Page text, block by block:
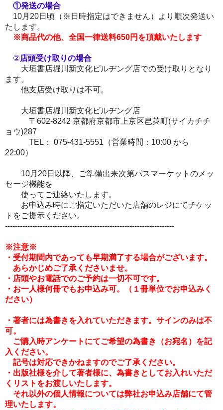
①発送の場合
10月20日頃（※日時指定はできません）より順次発送い
たします。
※商品代の他、全国一律送料650円を頂戴いたします
②店頭受け取りの場合
大垣書店堀川新文化ビルヂング店での受け取りとなり
ます。
他支店受け取りは不可。
大垣書店堀川新文化ビルヂング店
〒602-8242 京都府京都市上京区皀莢町(サイカチチ
ョウ)287
TEL： 075-431-5551（営業時間：10:00 から
22:00）
10月20日以降、ご準備出来次第パスマーケットのメッ
セージ機能を
使ってご連絡いたします。
お申込み時にご指定いただいた店舗のレジにてチケッ
トをご提示ください。
--------------------------------------------------------------------
※注意※
・ 受付期間内であっても早期満了する場合がございます。
あらかじめご了承くださいませ。
・店頭やお電話でのご予約は一切不可です。
・お一人様何冊でもお申込み可。（１冊単位でお申込みく
ださい）
・ 著者には為書きを入れていただきます。サインのみは不
可。
ご購入時アンケートにてご希望の為書き（お宛名）を記
入ください。
記号は対応できかねますのでご了承ください。
・出版社様を介して著者様に、為書きとしてお入れいただ
くリストをお渡しいたします。
それ以外の個人情報については弊社お申込み店舗にて管
理いたします。